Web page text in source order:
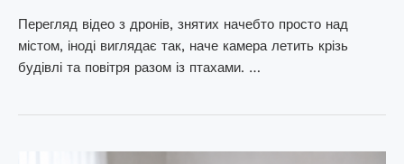
Перегляд відео з дронів, знятих начебто просто над
містом, іноді виглядає так, наче камера летить крізь
будівлі та повітря разом із птахами. …